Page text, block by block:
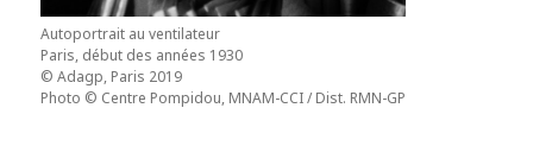
Autoportrait au ventilateur
Paris, début des années 1930
© Adagp, Paris 2019
Photo © Centre Pompidou, MNAM-CCI / Dist. RMN-GP